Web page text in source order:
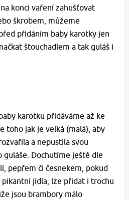
konci vaření zahušťovat
škrobem, můžeme
přidáním baby karotky jen
šťouchadlem a tak guláš i
karotku přidáváme až ke
toho jak je velká (malá), aby
a nepustila svou
guláše. Dochutíme ještě dle
pepřem či česnekem, pokud
pikantní jídla, lze přidat i trochu
jsou brambory málo